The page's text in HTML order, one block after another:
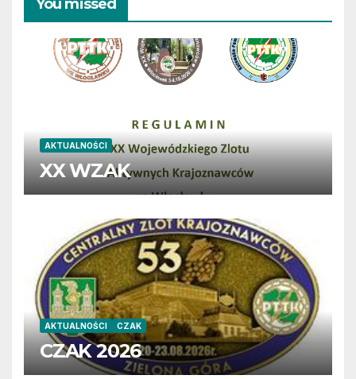
You missed
AKTUALNOŚCI
XX WZAK
AKTUALNOŚCI CZAK
CZAK 2026